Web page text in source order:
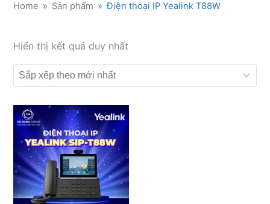
Home » Sản phẩm » Điện thoại IP Yealink T88W
Hiển thị kết quả duy nhất